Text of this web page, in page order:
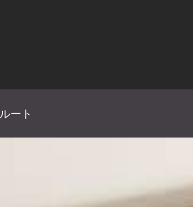
ート